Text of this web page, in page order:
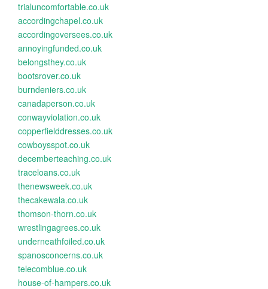
trialuncomfortable.co.uk
accordingchapel.co.uk
accordingoversees.co.uk
annoyingfunded.co.uk
belongsthey.co.uk
bootsrover.co.uk
burndeniers.co.uk
canadaperson.co.uk
conwayviolation.co.uk
copperfielddresses.co.uk
cowboysspot.co.uk
decemberteaching.co.uk
traceloans.co.uk
thenewsweek.co.uk
thecakewala.co.uk
thomson-thorn.co.uk
wrestlingagrees.co.uk
underneathfoiled.co.uk
spanosconcerns.co.uk
telecomblue.co.uk
house-of-hampers.co.uk